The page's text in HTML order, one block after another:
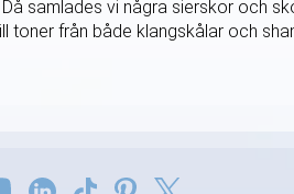
samlades vi några sierskor och
toner från både klangskålar och